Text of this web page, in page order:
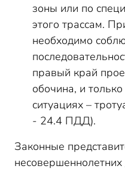
зоны или по
этого трассам.
необходимо
правый край
обочина, и
ситуациях –
- 24.4 ПДД).
Законные